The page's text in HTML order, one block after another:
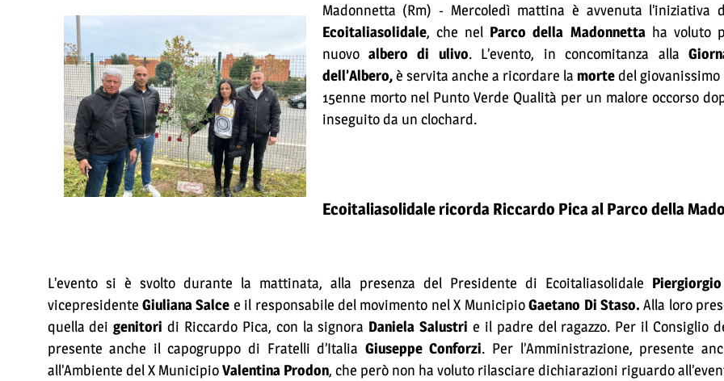
Madonnetta (Rm) - Mercoledì mattina è avvenuta l’iniziativa
Ecoitaliasolidale, che nel Parco della Madonnettaha voluto
nuovo albero di ulivo. L’evento, in concomitanza alla
dell’Albero,è servita anche a ricordare lamortedel giovanissimo
15enne morto nel Punto Verde Qualità per un malore occorso
inseguito da un clochard.
Ecoitaliasolidale ricorda Riccardo Pica al Parco della
L’evento si è svolto durante la mattinata, alla presenza del Presidente di Ecoitaliasolidale
vicepresidente Giuliana Salce e il responsabile del movimento nel X MunicipioGaetano Di Staso. Alla loro
quella deigenitori di Riccardo Pica, con la signora Daniela Salustri e il padre del ragazzo. Per il Consiglio
presente anche il capogruppo di Fratelli d’Italia Giuseppe Conforzi. Per l’Amministrazione, presente
all’Ambiente del X MunicipioValentina Prodon, che però non ha voluto rilasciare dichiarazioni riguardo